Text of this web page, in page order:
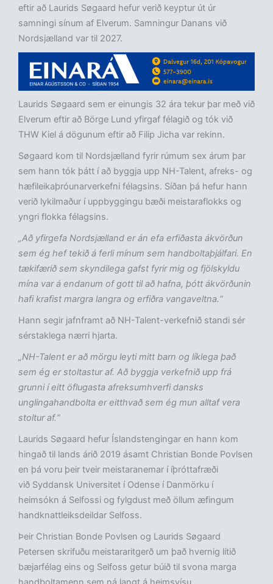
eftir að Laurids Søgaard hefur verið keyptur út úr
samningi sínum af Elverum. Samningur Danans við
Nordsjælland var til 2027.
Laurids Søgaard sem er einungis 32 ára tekur þar með við
Elverum eftir að Börge Lund yfirgaf félagið og tók við
THW Kiel á dögunum eftir að Filip Jicha var rekinn.
Søgaard kom til Nordsjælland fyrir rúmum sex árum þar
sem hann tók þátt í að byggja upp NH-Talent, afreks- og
hæfileikaþróunarverkefni félagsins. Síðan þá hefur hann
verið lykilmaður í uppbyggingu bæði meistaraflokks og
yngri flokka félagsins.
„Að yfirgefa Nordsjælland er án efa erfiðasta ákvörðun
sem ég hef tekið á ferli mínum sem handboltaþjálfari. En
tækifærið sem skyndilega gafst fyrir mig og fjölskyldu
mína var á endanum of gott til að hafna, þótt ákvörðunin
hafi krafist margra langra og erfiðra vangaveltna.“
Hann segir jafnframt að NH-Talent-verkefnið standi sér
sérstaklega nærri hjarta.
„NH-Talent er að mörgu leyti mitt barn og líklega það
sem ég er stoltastur af. Að byggja verkefnið upp frá
grunni í eitt öflugasta afreksumhverfi dansks
unglingahandbolta er eitthvað sem ég mun alltaf vera
stoltur af.“
Laurids Søgaard hefur Íslandstengingar en hann kom
hingað til lands árið 2019 ásamt Christian Bonde Povlsen
en þá voru þeir tveir meistaranemar í íþróttafræði
við Syddansk Universitet í Odense í Danmörku í
heimsókn á Selfossi og fylgdust með öllum æfingum
handknattleiksdeildar Selfoss.
Þeir Christian Bonde Povlsen og Laurids Søgaard
Petersen skrifuðu meistararitgerð um það hvernig lítið
bæjarfélag eins og Selfoss getur búið til svona marga